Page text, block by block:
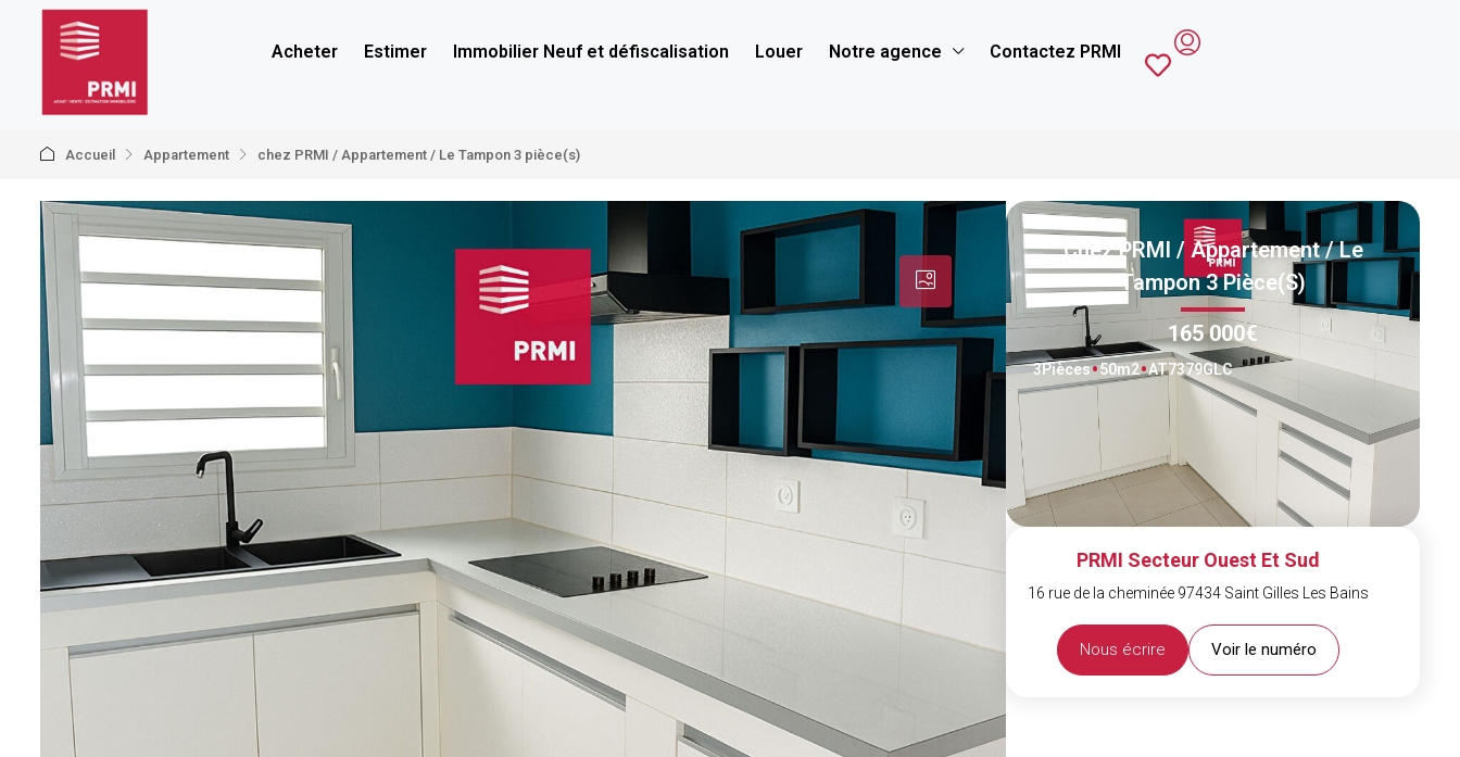
Acheter Estimer Immobilier Neuf et défiscalisation Louer Notre agence Contactez PRMI
Accueil Appartement chez PRMI / Appartement / Le Tampon 3 pièce(s)
Chez PRMI / Appartement / Le
Tampon 3 Pièce(s)
165 000€
Pièces
3 m2
50 AT7379GLC
PRMI Secteur Ouest Et Sud
16 rue de la cheminée 97434 Saint Gilles Les Bains
Nous écrire Voir le numéro